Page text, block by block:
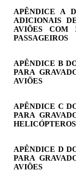
APÊNDICE A
ADICIONAIS
AVIÕES COM
PASSAGEIROS
APÊNDICE B
PARA
AVIÕES
APÊNDICE C
PARA
HELICÓPTEROS
APÊNDICE D
PARA
AVIÕES